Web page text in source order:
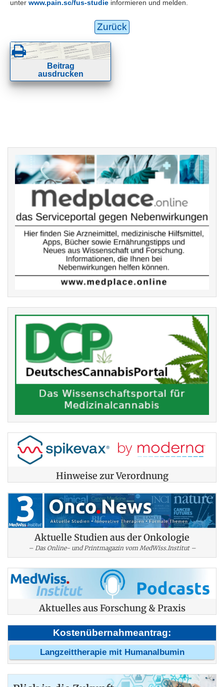
unter www.pain.sc/fus-studie informieren und melden.
Zurück
Beitrag
ausdrucken
Hinweise zur Verordnung
Aktuelle Studien aus der Onkologie
– Das Online- und Printmagazin vom MedWiss.Institut –
Aktuelles aus Forschung & Praxis
Kostenübernahmeantrag:
Langzeittherapie mit Humanalbumin